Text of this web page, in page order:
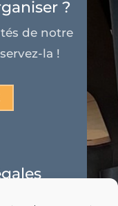
?
de notre
la !